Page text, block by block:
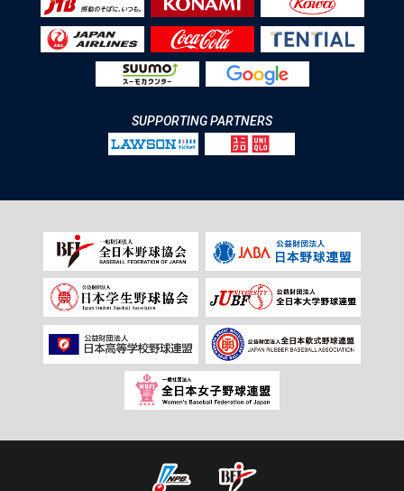
SUPPORTING PARTNERS